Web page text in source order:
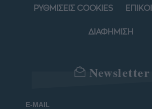
ΡΥΘΜΙΣΕΙΣ COOKIES
ΔΙΑΦΗΜΙΣΗ
Newsletter